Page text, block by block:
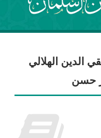
الدين الهلالي
حسن